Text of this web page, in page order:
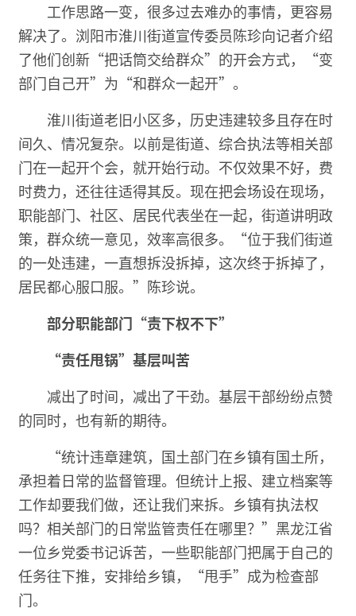
工作思路一变，很多过去难办的事情，更容易
解决了。浏阳市淮川街道宣传委员陈珍向记者介绍
了他们创新“把话筒交给群众”的开会方式，“变
部门自己开”为“和群众一起开”。
淮川街道老旧小区多，历史违建较多且存在时
间久、情况复杂。以前是街道、综合执法等相关部
门在一起开个会，就开始行动。不仅效果不好，费
时费力，还往往适得其反。现在把会场设在现场，
职能部门、社区、居民代表坐在一起，街道讲明政
策，群众统一意见，效率高很多。“位于我们街道
的一处违建，一直想拆没拆掉，这次终于拆掉了，
居民都心服口服。”陈珍说。
部分职能部门“责下权不下”
“责任甩锅”基层叫苦
减出了时间，减出了干劲。基层干部纷纷点赞
的同时，也有新的期待。
“统计违章建筑，国土部门在乡镇有国土所，
承担着日常的监督管理。但统计上报、建立档案等
工作却要我们做，还让我们来拆。乡镇有执法权
吗？相关部门的日常监管责任在哪里？”黑龙江省
一位乡党委书记诉苦，一些职能部门把属于自己的
任务往下推，安排给乡镇，“甩手”成为检查部
门。